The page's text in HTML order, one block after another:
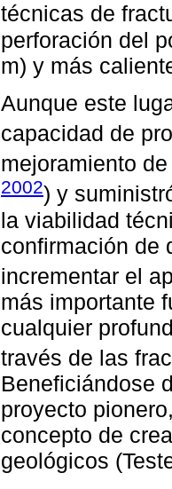
técnicas de
perforación del
m) y más
Aunque este
capacidad de
mejoramiento
2002) y
la viabilidad
confirmación de
incrementar el
más importante
cualquier
través de las
Beneficiándose
proyecto
concepto de
geológicos